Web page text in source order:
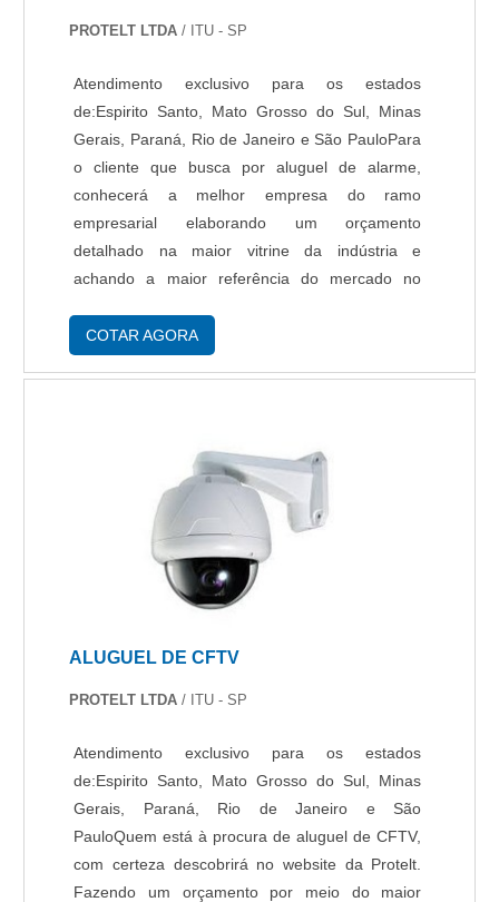
PROTELT LTDA / ITU - SP
Atendimento exclusivo para os estados
de:Espirito Santo, Mato Grosso do Sul, Minas
Gerais, Paraná, Rio de Janeiro e São PauloPara
o cliente que busca por aluguel de alarme,
conhecerá a melhor empresa do ramo
empresarial elaborando um orçamento
detalhado na maior vitrine da indústria e
achando a maior referência do mercado no
alarme, com os profissionais especializados da
ALARMEHá muitas maneiras eficientes de
demonstrar competência e excelência em sua
área de atuação. A Protelt objetiva seus recursos
em oferecer aos parceiros uma estrutura com:
Escritório de alta qualidade onde são realizadas
as atividades; Estrutura suficiente para atender
produtos e serviços para atender as mais
diversas necessidades. Tudo pensando em
Discorrendo ainda sobre a escolha, é importante
buscar uma empresa que tenha produtos e
serviços com ótima qualidade e excelente custo-
benefício, pequenos detalhes, mas de grande
valia para saber a procedência e seriedade da
empresa.Esses e outros motivos são a razão
COTAR AGORA
ALUGUEL DE CFTV
PROTELT LTDA / ITU - SP
Atendimento exclusivo para os estados
de:Espirito Santo, Mato Grosso do Sul, Minas
Gerais, Paraná, Rio de Janeiro e São
PauloQuem está à procura de aluguel de CFTV,
com certeza descobrirá no website da Protelt.
Fazendo um orçamento por meio do maior